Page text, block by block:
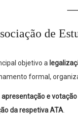
de
objetivo a
formal,
apresentação e
da respetiva ATA